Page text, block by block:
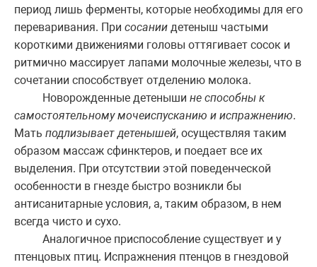
период лишь ферменты, которые необходимы для его
переваривания. При сосании детеныш частыми
короткими движениями головы оттягивает сосок и
ритмично массирует лапами молочные железы, что в
сочетании способствует отделению молока.
Новорожденные детеныши не способны к
самостоятельному мочеиспусканию и испражнению.
Мать подлизывает детенышей, осуществляя таким
образом массаж сфинктеров, и поедает все их
выделения. При отсутствии этой поведенческой
особенности в гнезде быстро возникли бы
антисанитарные условия, а, таким образом, в нем
всегда чисто и сухо.
Аналогичное приспособление существует и у
птенцовых птиц. Испражнения птенцов в гнездовой